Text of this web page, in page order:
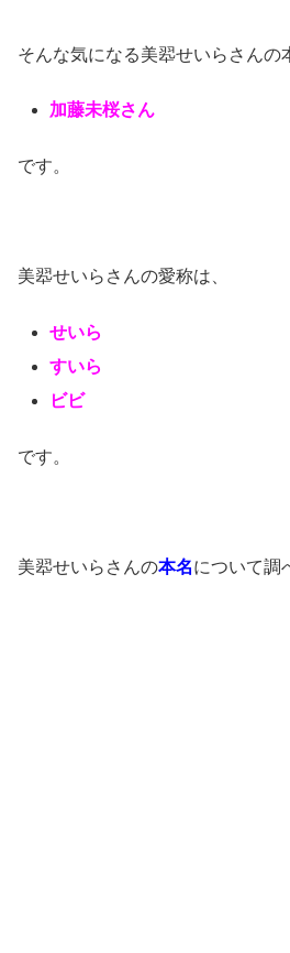
そんな気になる美翆せいらさんの
加藤未桜さん
です。
美翆せいらさんの愛称は、
せいら
すいら
ビビ
です。
美翆せいらさんの本名について調